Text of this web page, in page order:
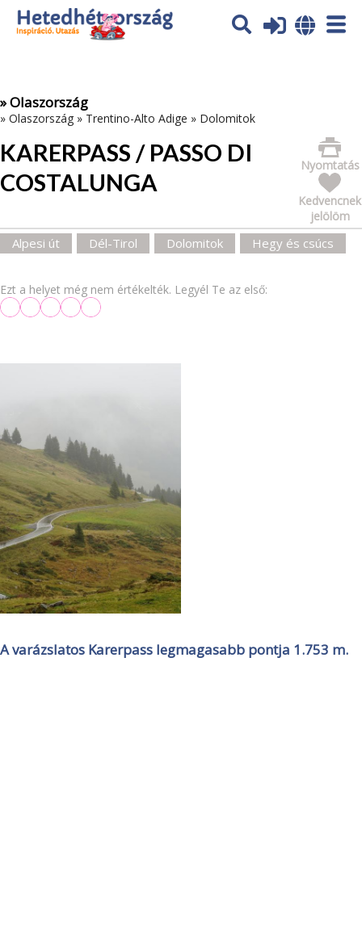
Az oldal sütiket (cookies) használ. További tájékoztatás itt:
Adatvédelmi tájékoztató
» Olaszország
» Olaszország » Trentino-Alto Adige » Dolomitok
KARERPASS / PASSO DI
COSTALUNGA
Nyomtatás
Kedvencnek
jelölöm
Alpesi út Dél-Tirol Dolomitok Hegy és csúcs
Ezt a helyet még nem értékelték. Legyél Te az első:
A varázslatos Karerpass legmagasabb pontja 1.753 m.